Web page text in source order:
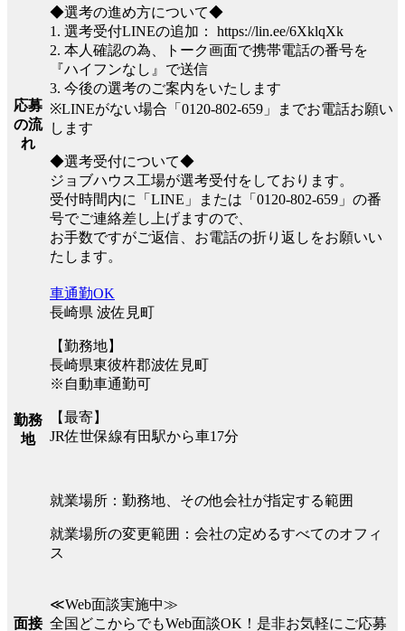
応募
の流
れ
◆選考の進め方について◆
1. 選考受付LINEの追加： https://lin.ee/6XklqXk
2. 本人確認の為、トーク画面で携帯電話の番号を
『ハイフンなし』で送信
3. 今後の選考のご案内をいたします
※LINEがない場合「0120-802-659」までお電話お願い
します
◆選考受付について◆
ジョブハウス工場が選考受付をしております。
受付時間内に「LINE」または「0120-802-659」の番
号でご連絡差し上げますので、
お手数ですがご返信、お電話の折り返しをお願いい
たします。
勤務
地
車通勤OK
長崎県 波佐見町
【勤務地】
長崎県東彼杵郡波佐見町
※自動車通勤可
【最寄】
JR佐世保線有田駅から車17分
就業場所：勤務地、その他会社が指定する範囲
就業場所の変更範囲：会社の定めるすべてのオフィ
ス
面接
≪Web面談実施中≫
全国どこからでもWeb面談OK！是非お気軽にご応募